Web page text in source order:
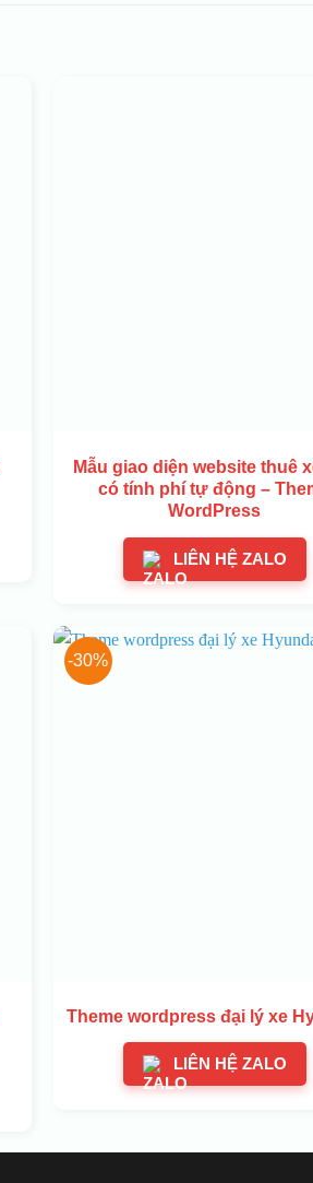
Mẫu giao diện website thuê
có tính phí tự động –
WordPress
LIÊN HỆ ZALO
-30%
Theme wordpress đại lý xe
LIÊN HỆ ZALO